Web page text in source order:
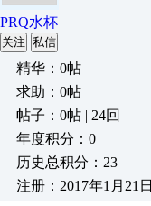
PRQ水杯
关注 私信
精华：0帖
求助：0帖
帖子：0帖 | 24回
年度积分：0
历史总积分：23
注册：2017年1月21日